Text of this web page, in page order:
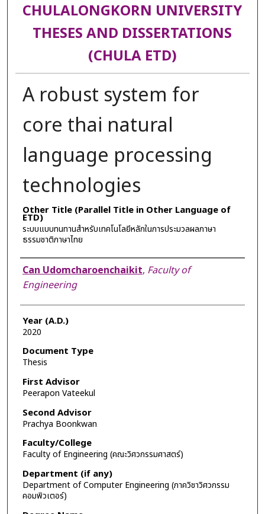
CHULALONGKORN UNIVERSITY
THESES AND DISSERTATIONS
(CHULA ETD)
A robust system for
core thai natural
language processing
technologies
Other Title (Parallel Title in Other Language of
ETD)
ระบบแบบทนทานสำหรับเทคโนโลยีหลักในการประมวลผลภาษา
ธรรมชาติภาษาไทย
Author
Can Udomcharoenchaikit, Faculty of
Engineering
Year (A.D.)
2020
Document Type
Thesis
First Advisor
Peerapon Vateekul
Second Advisor
Prachya Boonkwan
Faculty/College
Faculty of Engineering (คณะวิศวกรรมศาสตร์)
Department (if any)
Department of Computer Engineering (ภาควิชาวิศวกรรม
คอมพิวเตอร์)